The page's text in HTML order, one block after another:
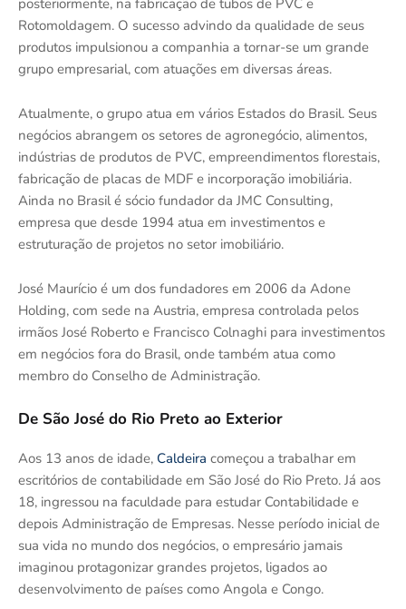
posteriormente, na fabricação de tubos de PVC e
Rotomoldagem. O sucesso advindo da qualidade de seus
produtos impulsionou a companhia a tornar-se um grande
grupo empresarial, com atuações em diversas áreas.
Atualmente, o grupo atua em vários Estados do Brasil. Seus
negócios abrangem os setores de agronegócio, alimentos,
indústrias de produtos de PVC, empreendimentos florestais,
fabricação de placas de MDF e incorporação imobiliária.
Ainda no Brasil é sócio fundador da JMC Consulting,
empresa que desde 1994 atua em investimentos e
estruturação de projetos no setor imobiliário.
José Maurício é um dos fundadores em 2006 da Adone
Holding, com sede na Austria, empresa controlada pelos
irmãos José Roberto e Francisco Colnaghi para investimentos
em negócios fora do Brasil, onde também atua como
membro do Conselho de Administração.
De São José do Rio Preto ao Exterior
Aos 13 anos de idade, Caldeira começou a trabalhar em
escritórios de contabilidade em São José do Rio Preto. Já aos
18, ingressou na faculdade para estudar Contabilidade e
depois Administração de Empresas. Nesse período inicial de
sua vida no mundo dos negócios, o empresário jamais
imaginou protagonizar grandes projetos, ligados ao
desenvolvimento de países como Angola e Congo.